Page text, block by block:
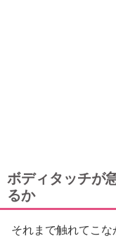
ボディタッチが
るか
それまで触れてこな